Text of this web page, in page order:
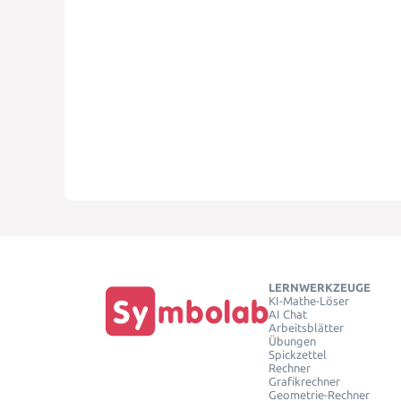
LERNWERKZEUGE
KI-Mathe-Löser
AI Chat
Arbeitsblätter
Übungen
Spickzettel
Rechner
Grafikrechner
Geometrie-Rechner